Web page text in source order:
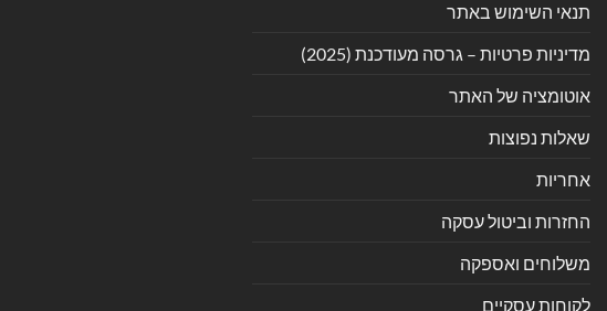
תנאי השימוש באתר
מדיניות פרטיות – גרסה מעודכנת (2025)
אוטומציה של האתר
שאלות נפוצות
אחריות
החזרות וביטול עסקה
משלוחים ואספקה
לקוחות עסקיים